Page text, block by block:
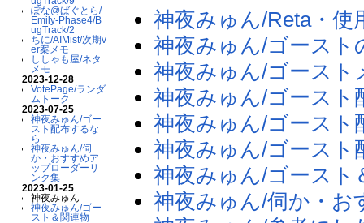
ぽな@ばぐとら/
Emily-Phase4/B
ugTrack/2
ちに/AIMist/次期v
er案メモ
ししゃも屋/ネタ
メモ
2023-12-28
VotePage/ランダ
ムトーク
2023-07-25
神夜みゅん/ゴー
スト配布するな
ら
神夜みゅん/伺
か・おすすめア
ップローダーリ
ンク集
2023-01-25
神夜みゅん
神夜みゅん/ゴー
スト＆関連物
神夜みゅん/Reta・使
神夜みゅん/ゴースト
神夜みゅん/ゴースト
神夜みゅん/ゴースト
神夜みゅん/ゴースト
神夜みゅん/ゴースト
神夜みゅん/ゴースト
神夜みゅん/伺か・お